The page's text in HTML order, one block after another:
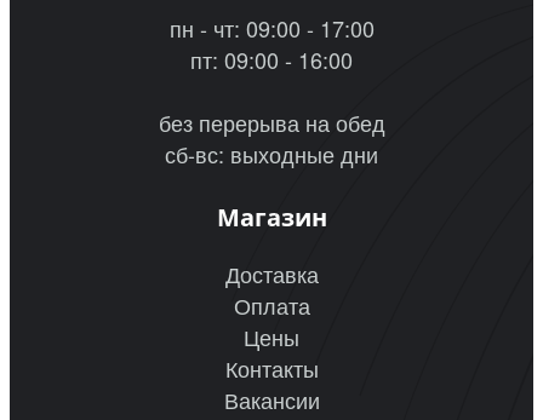
пн - чт: 09:00 - 17:00
пт: 09:00 - 16:00
без перерыва на обед
сб-вс: выходные дни
Магазин
Доставка
Оплата
Цены
Контакты
Вакансии